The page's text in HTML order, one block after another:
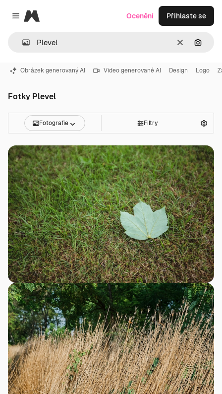
Close menu
Magnific
ZrušitHledat
Ocenění Přihlaste se
Obrázek generovaný AI Video generované AI Design Logo
Fotky Plevel
Fotografie Filtry